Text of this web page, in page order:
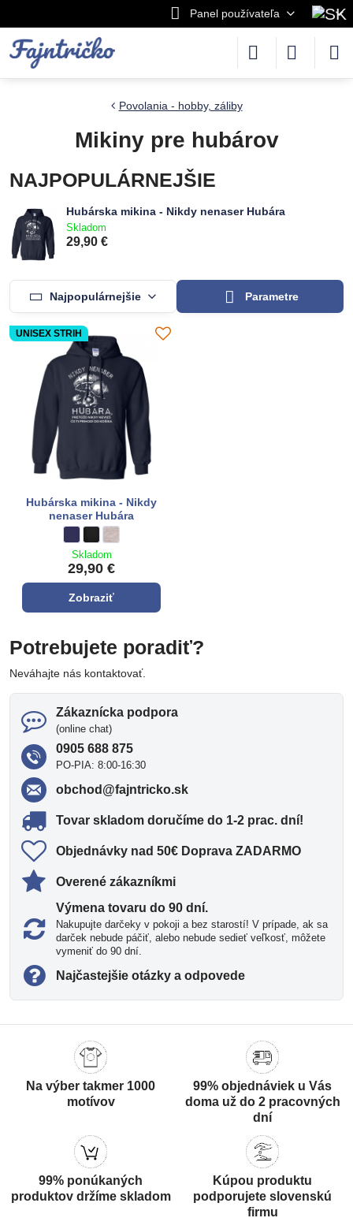
Panel používateľa
Povolania - hobby, záliby
Mikiny pre hubárov
NAJPOPULÁRNEJŠIE
Hubárska mikina - Nikdy nenaser Hubára
Skladom
29,90 €
Najpopulárnejšie Parametre
UNISEX STRIH
Hubárska mikina - Nikdy
nenaser Hubára
Skladom
29,90 €
Zobraziť
Potrebujete poradiť?
Neváhajte nás kontaktovať.
Zákaznícka podpora
(online chat)
0905 688 875
PO-PIA: 8:00-16:30
obchod​@fajntricko​.sk
Tovar skladom doručíme do 1-2 prac​. dní!
Objednávky nad 50€ Doprava ZADARMO
Overené zákazníkmi
Výmena tovaru do 90 dní​.
Nakupujte darčeky v pokoji a bez starostí! V prípade, ak sa
darček nebude páčiť, alebo nebude sedieť veľkosť, môžete
vymeniť do 90 dní.
Najčastejšie otázky a odpovede
Na výber takmer 1000
motívov
99% objednáviek u Vás
doma už do 2 pracovných
dní
99% ponúkaných
produktov držíme skladom
Kúpou produktu
podporujete slovenskú
firmu